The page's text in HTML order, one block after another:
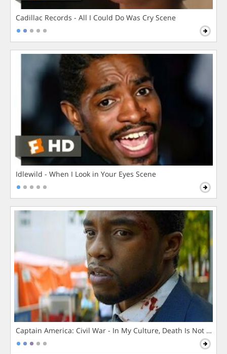
Cadillac Records - All I Could Do Was Cry Scene
Idlewild - When I Look in Your Eyes Scene
Captain America: Civil War - In My Culture, Death Is Not The